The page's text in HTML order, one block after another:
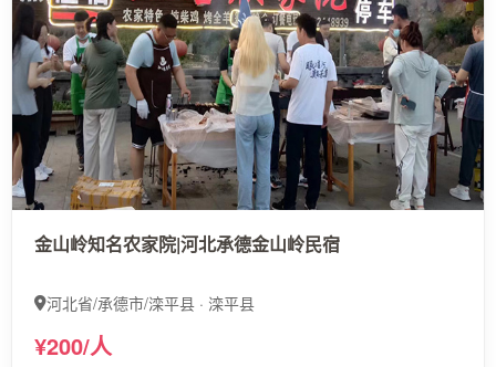
金山岭知名农家院|河北承德金山岭民宿
河北省/承德市/滦平县 · 滦平县
¥200/人